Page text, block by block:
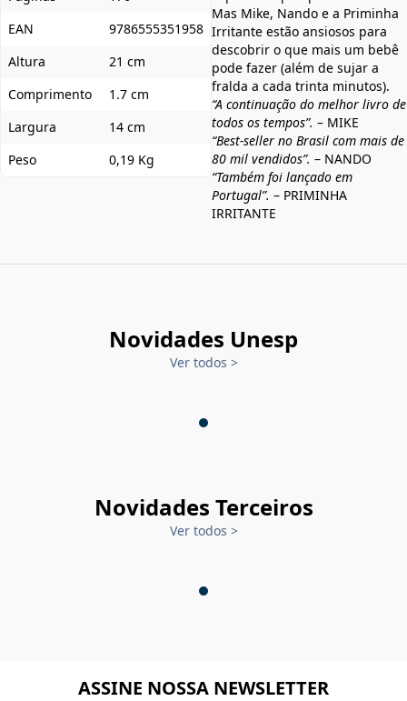
EAN
9786555351958
Altura
21 cm
Comprimento
1.7 cm
Largura
14 cm
Peso
0,19 Kg
Mas Mike, Nando e a Priminha
Irritante estão ansiosos para
descobrir o que mais um bebê
pode fazer (além de sujar a
fralda a cada trinta minutos).
“A continuação do melhor livro de
todos os tempos”. – MIKE
“Best-seller no Brasil com mais de
80 mil vendidos”. – NANDO
“Também foi lançado em
Portugal”. – PRIMINHA
IRRITANTE
Novidades Unesp
Ver todos >
Novidades Terceiros
Ver todos >
ASSINE NOSSA NEWSLETTER